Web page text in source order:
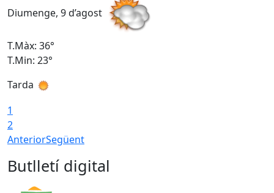
Diumenge, 9 d’agost
T.Màx: 36°
T.Min: 23°
Tarda
1
2
AnteriorSegüent
Butlletí digital